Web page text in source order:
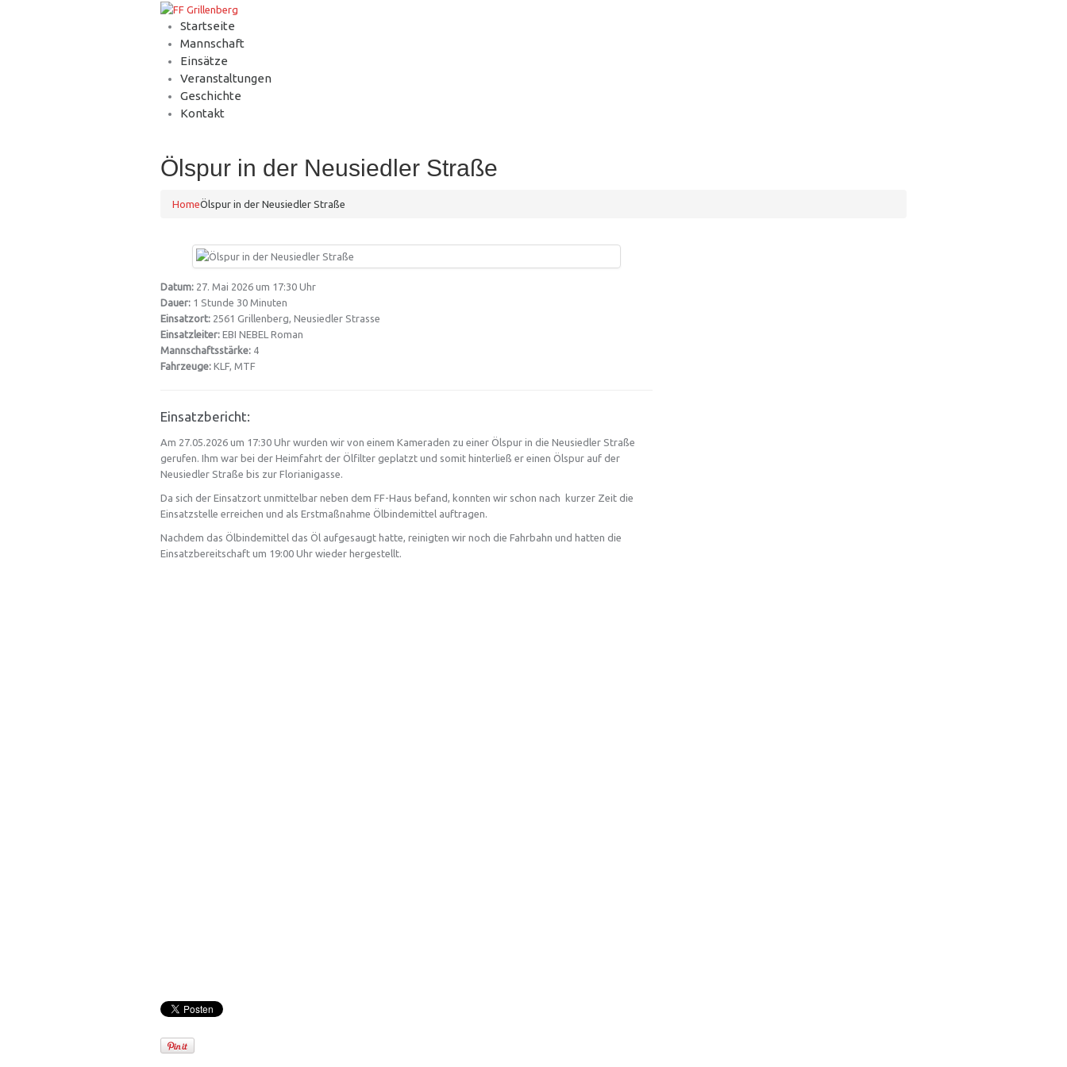
Startseite
Mannschaft
Einsätze
Veranstaltungen
Geschichte
Kontakt
Ölspur in der Neusiedler Straße
HomeÖlspur in der Neusiedler Straße
Datum: 27. Mai 2026 um 17:30 Uhr
Dauer: 1 Stunde 30 Minuten
Einsatzort: 2561 Grillenberg, Neusiedler Strasse
Einsatzleiter: EBI NEBEL Roman
Mannschaftsstärke: 4
Fahrzeuge: KLF, MTF
Einsatzbericht:
Am 27.05.2026 um 17:30 Uhr wurden wir von einem Kameraden zu einer Ölspur in die Neusiedler Straße
gerufen. Ihm war bei der Heimfahrt der Ölfilter geplatzt und somit hinterließ er einen Ölspur auf der
Neusiedler Straße bis zur Florianigasse.
Da sich der Einsatzort unmittelbar neben dem FF-Haus befand, konnten wir schon nach kurzer Zeit die
Einsatzstelle erreichen und als Erstmaßnahme Ölbindemittel auftragen.
Nachdem das Ölbindemittel das Öl aufgesaugt hatte, reinigten wir noch die Fahrbahn und hatten die
Einsatzbereitschaft um 19:00 Uhr wieder hergestellt.